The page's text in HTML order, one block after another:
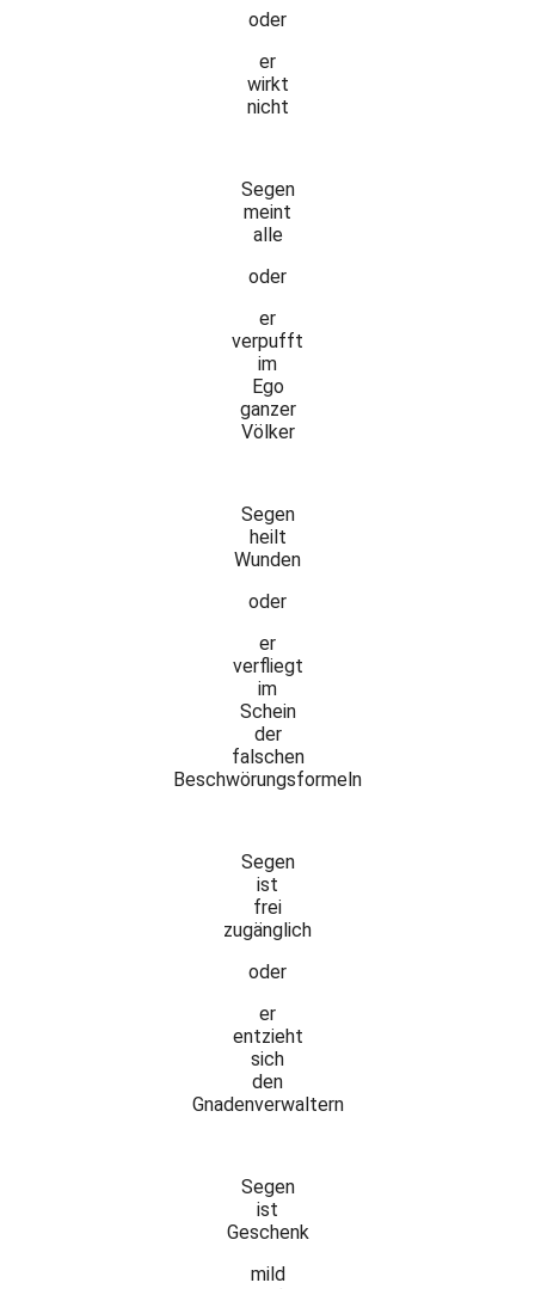
oder
er
wirkt
nicht
Segen
meint
alle
oder
er
verpufft
im
Ego
ganzer
Völker
Segen
heilt
Wunden
oder
er
verfliegt
im
Schein
der
falschen
Beschwörungsformeln
Segen
ist
frei
zugänglich
oder
er
entzieht
sich
den
Gnadenverwaltern
Segen
ist
Geschenk
mild